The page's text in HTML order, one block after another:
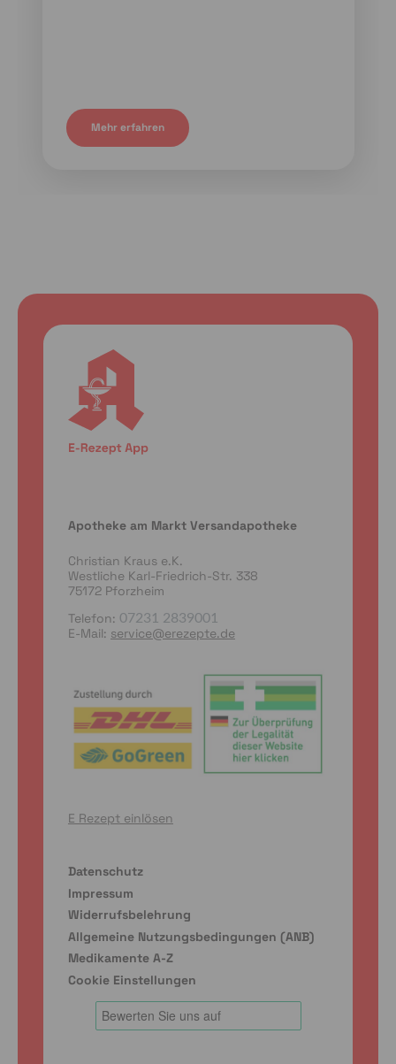
Mehr erfahren
Apotheke am Markt Versandapotheke
Christian Kraus e.K.
Westliche Karl-Friedrich-Str. 338
75172 Pforzheim
Telefon: 07231 2839001
E-Mail: service@erezepte.de
E Rezept einlösen
Datenschutz
Impressum
Widerrufsbelehrung
Allgemeine Nutzungsbedingungen (ANB)
Medikamente A-Z
Cookie Einstellungen